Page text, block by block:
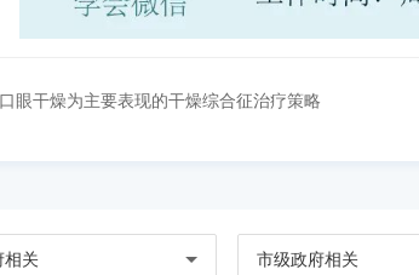
眼干燥为主要表现的干燥综合征治疗策略
相关 市级政府相关